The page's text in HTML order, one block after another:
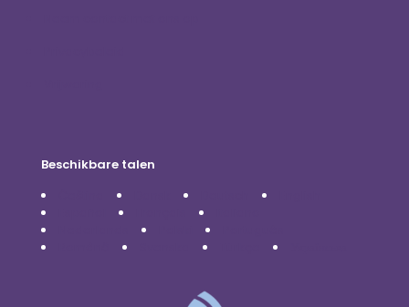
Beschikbare talen